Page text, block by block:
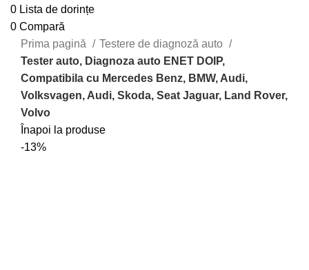
0 Lista de dorințe
0 Compară
Prima pagină
Testere de diagnoză auto
Tester auto, Diagnoza auto ENET DOIP,
Compatibila cu Mercedes Benz, BMW, Audi,
Volksvagen, Audi, Skoda, Seat Jaguar, Land Rover,
Volvo
Înapoi la produse
-13%